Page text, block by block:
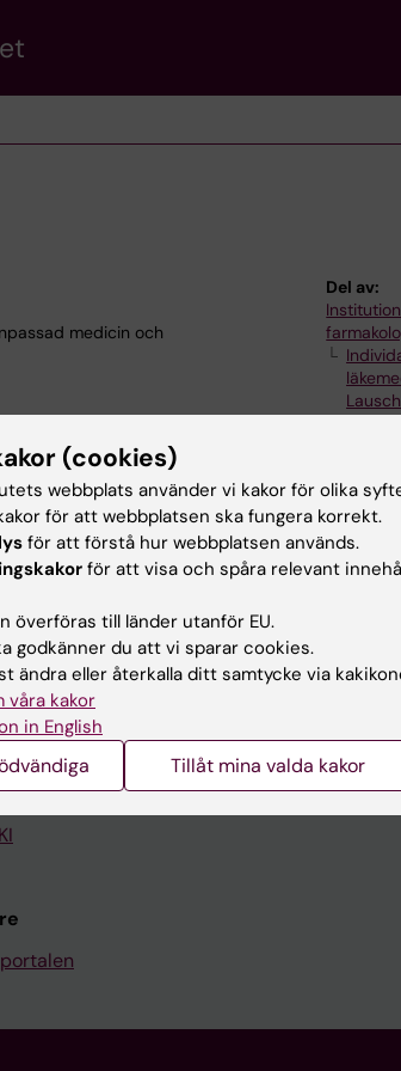
medicin och
Del av:
Kontakta och
Stöd
Karolinska
Kontakta
(cookies)
webbplats använder vi kakor för olika
för att webbplatsen ska fungera korrekt.
för att förstå hur webbplatsen används.
för att visa och spåra relevant
överföras till länder utanför EU.
godkänner du att vi sparar cookies.
ändra eller återkalla ditt samtycke via
våra kakor
in English
Tillåt mina valda kakor